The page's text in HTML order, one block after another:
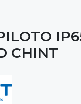
CHINT